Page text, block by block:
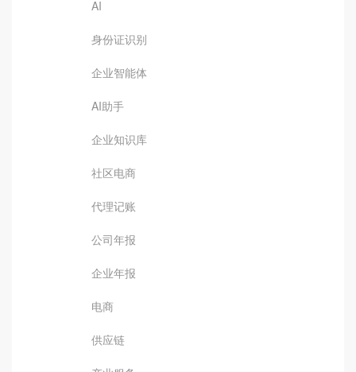
AI
身份证识别
企业智能体
AI助手
企业知识库
社区电商
代理记账
公司年报
企业年报
电商
供应链